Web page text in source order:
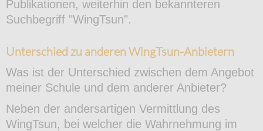
Publikationen, weiterhin den bekannteren
Suchbegriff "WingTsun".
Unterschied zu anderen WingTsun-Anbietern
Was ist der Unterschied zwischen dem Angebot
meiner Schule und dem anderer Anbieter?
Neben der andersartigen Vermittlung des
WingTsun, bei welcher die Wahrnehmung im